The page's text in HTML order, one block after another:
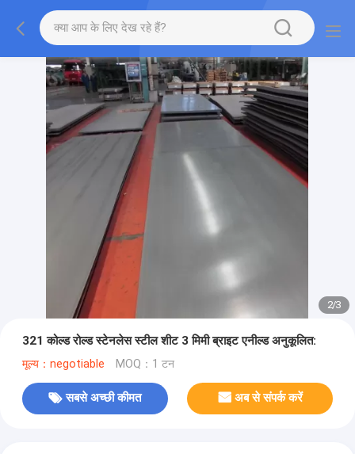
2/3
321 कोल्ड रोल्ड स्टेनलेस स्टील शीट 3 मिमी ब्राइट एनील्ड अनुकूलित:
मूल्य：negotiable MOQ：1 टन
सबसे अच्छी कीमत अब से संपर्क करें